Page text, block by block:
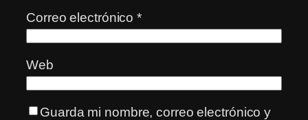
Correo electrónico*
Web
Guarda mi nombre, correo electrónico y